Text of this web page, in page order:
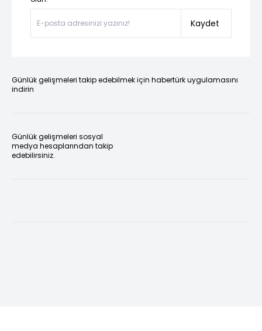
Kaydet
Günlük gelişmeleri takip edebilmek için habertürk uygulamasını
indirin
Günlük gelişmeleri sosyal
medya hesaplarından takip
edebilirsiniz.